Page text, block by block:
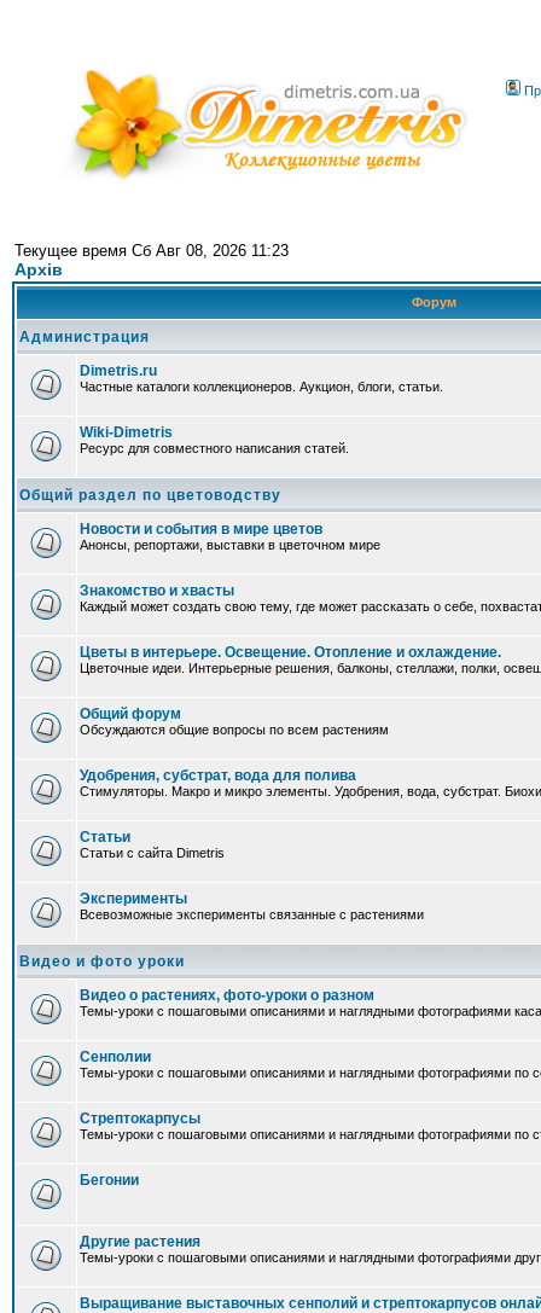
Текущее время Сб Авг 08, 2026 11:23
Архів
Форум
Администрация
Dimetris.ru
Частные каталоги коллекционеров. Аукцион, блоги, статьи.
Wiki-Dimetris
Ресурс для совместного написания статей.
Общий раздел по цветоводству
Новости и события в мире цветов
Анонсы, репортажи, выставки в цветочном мире
Знакомство и хвасты
Каждый может создать свою тему, где может рассказать о себе,
Цветы в интерьере. Освещение. Отопление и охлаждение.
Цветочные идеи. Интерьерные решения, балконы, стеллажи, полки,
Общий форум
Обсуждаются общие вопросы по всем растениям
Удобрения, субстрат, вода для полива
Стимуляторы. Макро и микро элементы. Удобрения, вода, субстрат.
Статьи
Статьи с сайта Dimetris
Эксперименты
Всевозможные эксперименты связанные с растениями
Видео и фото уроки
Видео о растениях, фото-уроки о разном
Темы-уроки с пошаговыми описаниями и наглядными фотографиями
Сенполии
Темы-уроки с пошаговыми описаниями и наглядными фотографиями по
Стрептокарпусы
Темы-уроки с пошаговыми описаниями и наглядными фотографиями по
Бегонии
Другие растения
Темы-уроки с пошаговыми описаниями и наглядными фотографиями
Выращивание выставочных сенполий и стрептокарпусов